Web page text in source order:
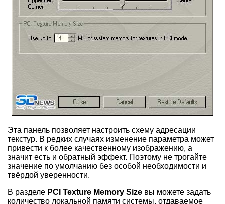
Эта панель позволяет настроить схему адресации
текстур. В редких случаях изменение параметра может
привести к более качественному изображению, а
значит есть и обратный эффект. Поэтому не трогайте
значение по умолчанию без особой необходимости и
твёрдой уверенности.
В разделе PCI Texture Memory Size вы можете задать
количество локальной памяти системы, отдаваемое